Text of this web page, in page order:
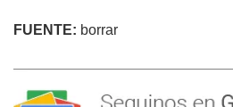
FUENTE: borrar